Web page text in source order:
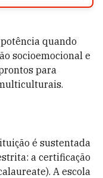
quando
socioemocional e
para
é sustentada
a certificação
A escola